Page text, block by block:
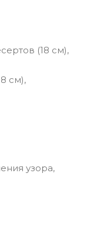
(18 см),
см),
узора,